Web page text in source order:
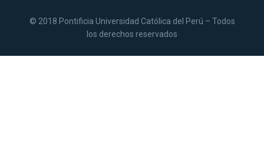
© 2018 Pontificia Universidad Católica del Perú – Todos
los derechos reservados